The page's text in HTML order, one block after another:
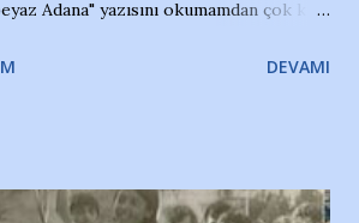
Adana" yazısını okumamdan çok kısa
taraftarlar, İstanbul takımlarının
şehrinde görmek istemediklerini bir
DEVAMI